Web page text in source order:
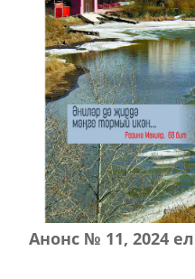
Анонс № 11, 2024 ел